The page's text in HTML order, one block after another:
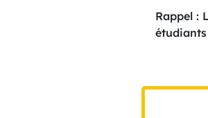
Rappel :